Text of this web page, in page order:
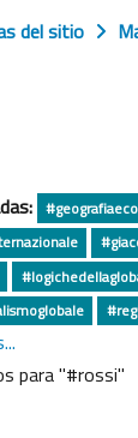
del sitio
para "#rossi"